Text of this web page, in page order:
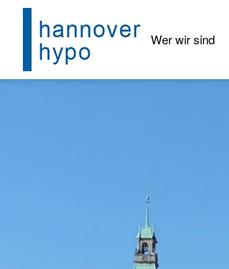
Wer wir sind